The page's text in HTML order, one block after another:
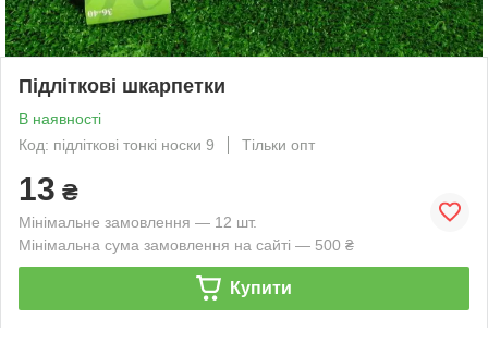
Підліткові шкарпетки
В наявності
Код: підліткові тонкі носки 9
Тільки опт
13 ₴
Мінімальне замовлення — 12 шт.
Мінімальна сума замовлення на сайті — 500 ₴
Купити